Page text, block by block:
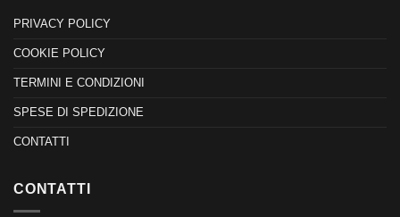
PRIVACY POLICY
COOKIE POLICY
TERMINI E CONDIZIONI
SPESE DI SPEDIZIONE
CONTATTI
CONTATTI